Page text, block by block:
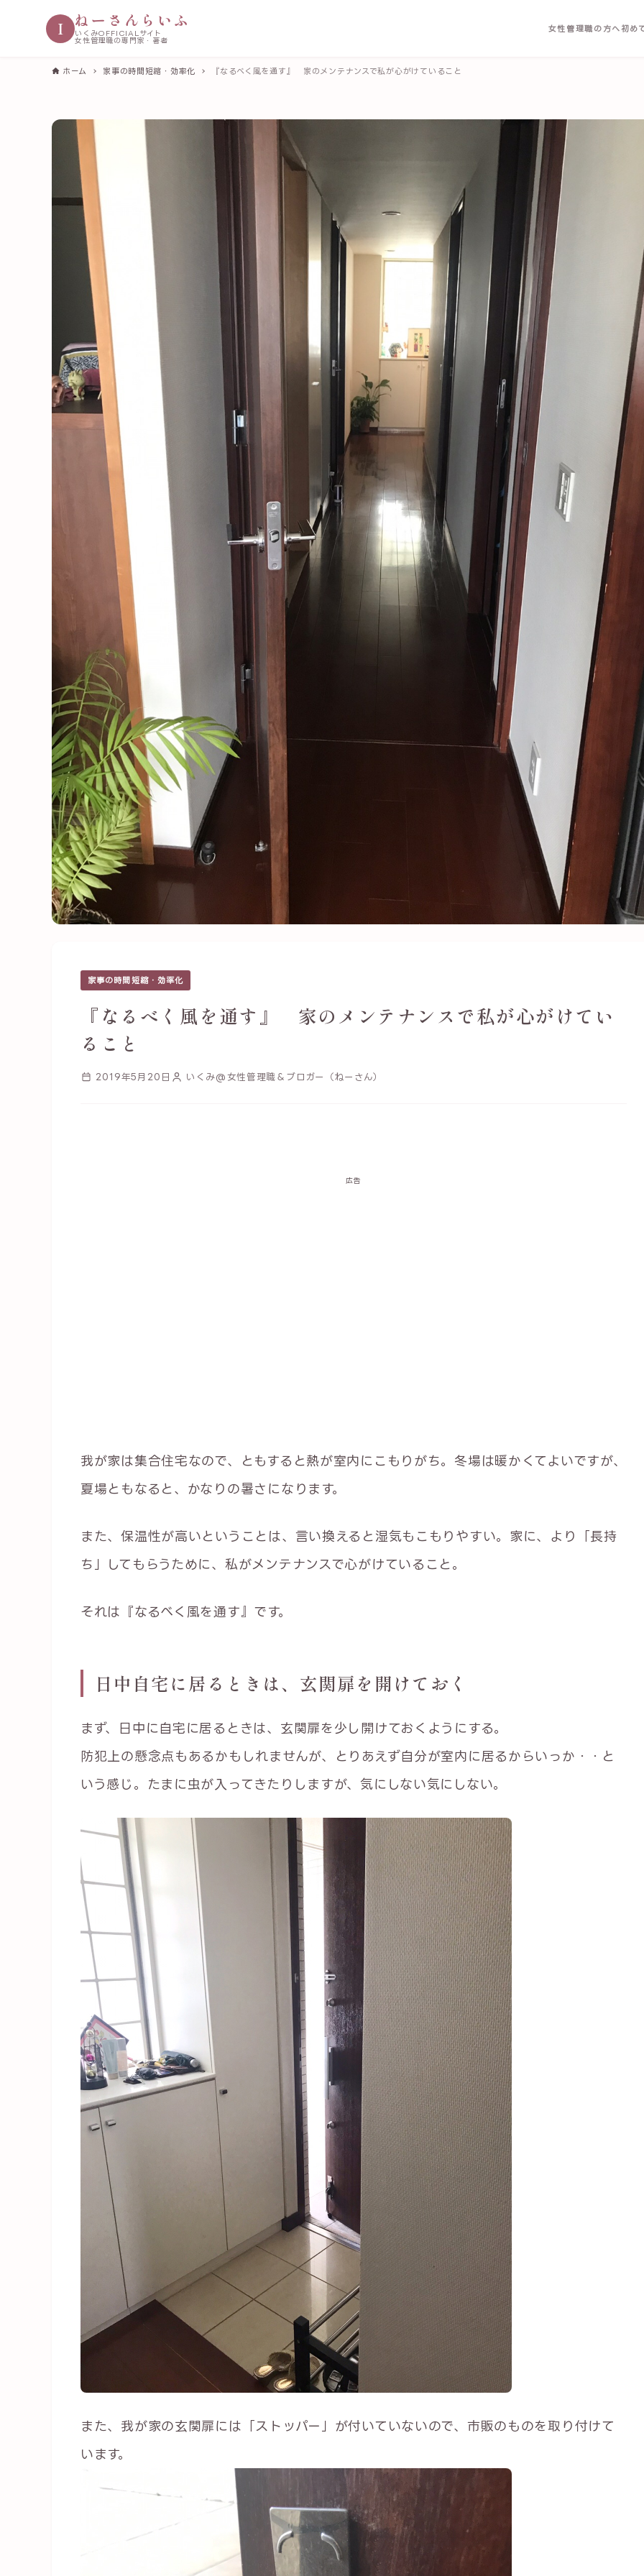
I ねーさんらいふ
いくみOFFICIALサイト
女性管理職の専門家・著者
女性管理職の方へ初め
ホーム 家事の時間短縮・効率化 『なるべく風を通す』 家のメンテナンスで私が心がけていること
家事の時間短縮・効率化
『なるべく風を通す』 家のメンテナンスで私が心がけてい
ること
2019年5月20日 いくみ@女性管理職＆ブロガー（ねーさん）
広告
我が家は集合住宅なので、ともすると熱が室内にこもりがち。冬場は暖かくてよいですが、
夏場ともなると、かなりの暑さになります。
また、保温性が高いということは、言い換えると湿気もこもりやすい。家に、より「長持
ち」してもらうために、私がメンテナンスで心がけていること。
それは『なるべく風を通す』です。
日中自宅に居るときは、玄関扉を開けておく
まず、日中に自宅に居るときは、玄関扉を少し開けておくようにする。
防犯上の懸念点もあるかもしれませんが、とりあえず自分が室内に居るからいっか・・と
いう感じ。たまに虫が入ってきたりしますが、気にしない気にしない。
また、我が家の玄関扉には「ストッパー」が付いていないので、市販のものを取り付けて
います。